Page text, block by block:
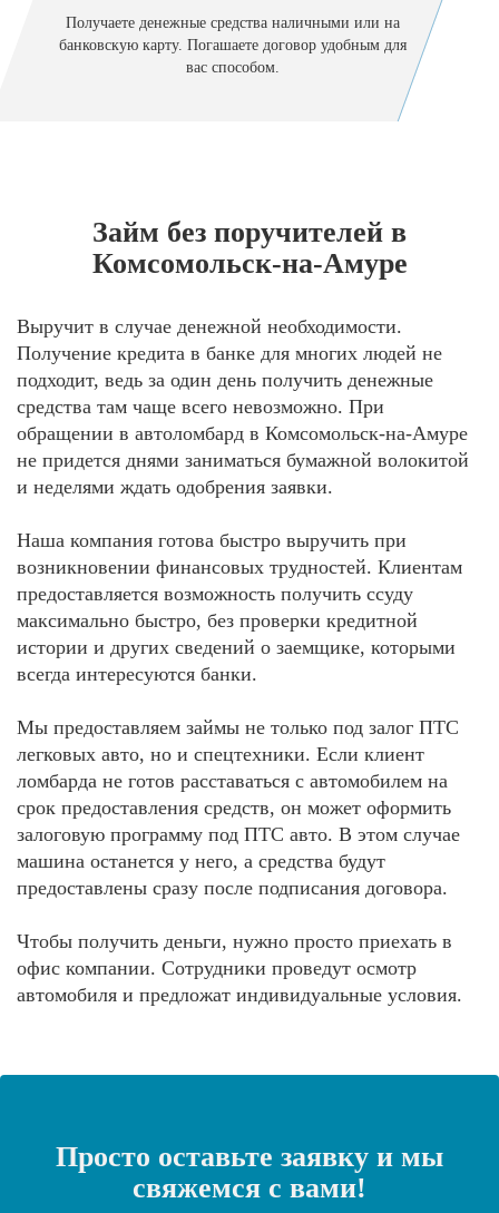
Получаете денежные средства наличными или на
банковскую карту. Погашаете договор удобным для
вас способом.
Займ без поручителей в
Комсомольск-на-Амуре
Выручит в случае денежной необходимости.
Получение кредита в банке для многих людей не
подходит, ведь за один день получить денежные
средства там чаще всего невозможно. При
обращении в автоломбард в Комсомольск-на-Амуре
не придется днями заниматься бумажной волокитой
и неделями ждать одобрения заявки.
Наша компания готова быстро выручить при
возникновении финансовых трудностей. Клиентам
предоставляется возможность получить ссуду
максимально быстро, без проверки кредитной
истории и других сведений о заемщике, которыми
всегда интересуются банки.
Мы предоставляем займы не только под залог ПТС
легковых авто, но и спецтехники. Если клиент
ломбарда не готов расставаться с автомобилем на
срок предоставления средств, он может оформить
залоговую программу под ПТС авто. В этом случае
машина останется у него, а средства будут
предоставлены сразу после подписания договора.
Чтобы получить деньги, нужно просто приехать в
офис компании. Сотрудники проведут осмотр
автомобиля и предложат индивидуальные условия.
Просто оставьте заявку и мы
свяжемся с вами!